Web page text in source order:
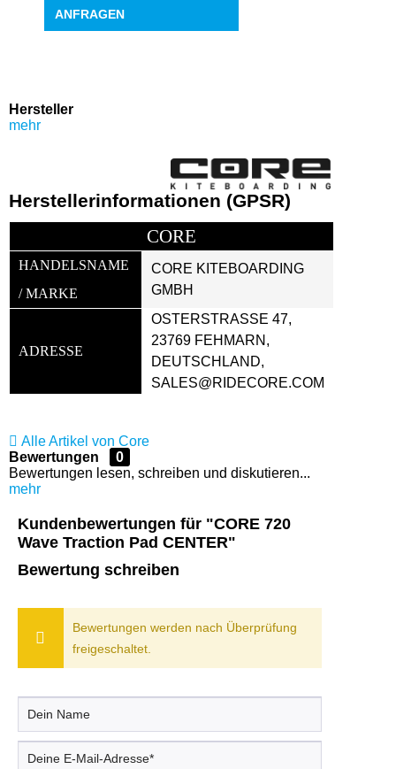
ANFRAGEN
Hersteller
mehr
Herstellerinformationen (GPSR)
CORE
HANDELSNAME
/ MARKE
CORE KITEBOARDING
GMBH
ADRESSE
OSTERSTRASSE 47, 2
3769 FEHMARN, D
EUTSCHLAND, S
ALES@RIDECORE.COM
Alle Artikel von Core
Bewertungen
0
Bewertungen lesen, schreiben und diskutieren...
mehr
Kundenbewertungen für "CORE 720
Wave Traction Pad CENTER"
Bewertung schreiben
Bewertungen werden nach Überprüfung
freigeschaltet.